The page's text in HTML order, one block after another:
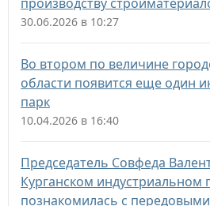
30.06.2026 в 10:27
Во втором по величине
области появится еще один
парк
10.04.2026 в 16:40
Председатель Совфеда
Курганском индустриальном
познакомилась с